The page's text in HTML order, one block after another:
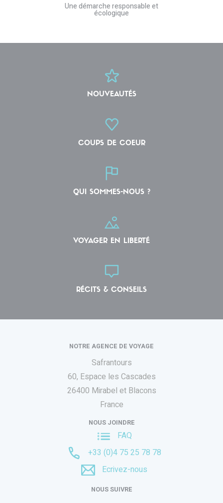
Une démarche responsable et
écologique
NOUVEAUTÉS
COUPS DE COEUR
QUI SOMMES-NOUS ?
VOYAGER EN LIBERTÉ
RÉCITS & CONSEILS
NOTRE AGENCE DE VOYAGE
Safrantours
60, Espace les Cascades
26400 Mirabel et Blacons
France
NOUS JOINDRE
FAQ
+33 (0)4 75 25 78 78
Ecrivez-nous
NOUS SUIVRE